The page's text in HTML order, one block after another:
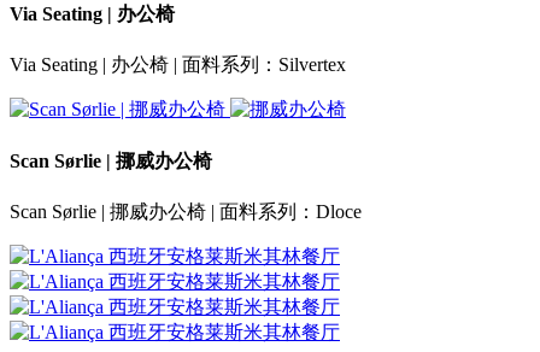
Via Seating | 办公椅
Via Seating | 办公椅 | 面料系列：Silvertex
Scan Sørlie | 挪威办公椅
Scan Sørlie | 挪威办公椅 | 面料系列：Dloce